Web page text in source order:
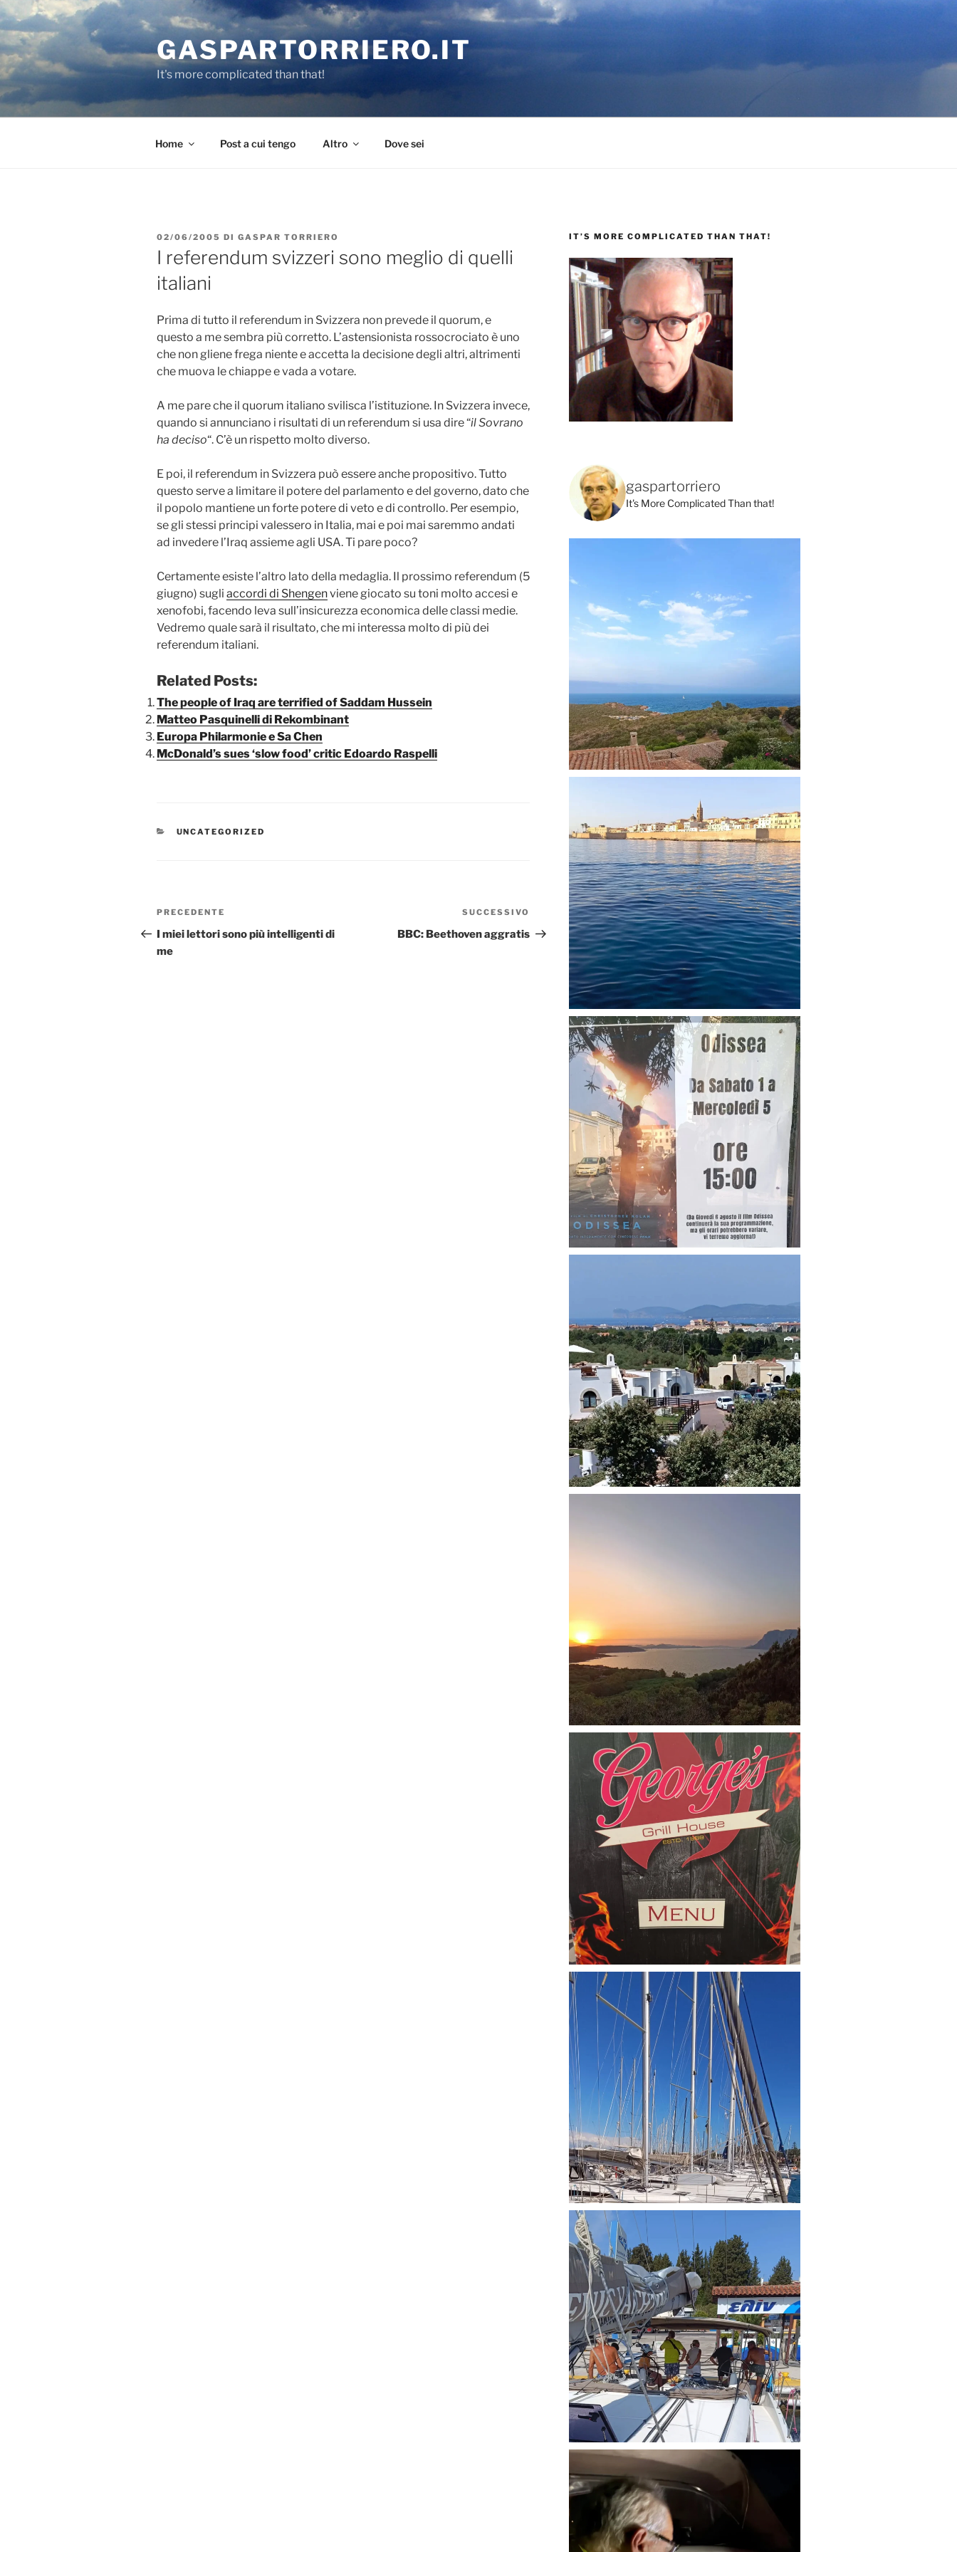
Salta
al
contenuto
GASPARTORRIERO.IT
It's more complicated than that!
Home Post a cui tengo Altro Dove sei
PUBBLICATO
IL
02/06/2005 DI GASPAR TORRIERO
I referendum svizzeri sono meglio di quelli
italiani
Prima di tutto il referendum in Svizzera non prevede il quorum, e
questo a me sembra più corretto. L’astensionista rossocrociato è uno
che non gliene frega niente e accetta la decisione degli altri, altrimenti
che muova le chiappe e vada a votare.
A me pare che il quorum italiano svilisca l’istituzione. In Svizzera invece,
quando si annunciano i risultati di un referendum si usa dire “il Sovrano
ha deciso“. C’è un rispetto molto diverso.
E poi, il referendum in Svizzera può essere anche propositivo. Tutto
questo serve a limitare il potere del parlamento e del governo, dato che
il popolo mantiene un forte potere di veto e di controllo. Per esempio,
se gli stessi principi valessero in Italia, mai e poi mai saremmo andati
ad invedere l’Iraq assieme agli USA. Ti pare poco?
Certamente esiste l’altro lato della medaglia. Il prossimo referendum (5
giugno) sugli accordi di Shengenviene giocato su toni molto accesi e
xenofobi, facendo leva sull’insicurezza economica delle classi medie.
Vedremo quale sarà il risultato, che mi interessa molto di più dei
referendum italiani.
Related Posts:
The people of Iraq are terrified of Saddam Hussein
Matteo Pasquinelli di Rekombinant
Europa Philarmonie e Sa Chen
McDonald’s sues ‘slow food’ critic Edoardo Raspelli
CATEGORIE
UNCATEGORIZED
Navigazione
articoli
Articolo
precedente:
PRECEDENTE
I miei lettori sono più intelligenti di
me
Articolo
successivo
SUCCESSIVO
BBC: Beethoven aggratis
IT’S MORE COMPLICATED THAN THAT!
gaspartorriero
It's More Complicated Than that!